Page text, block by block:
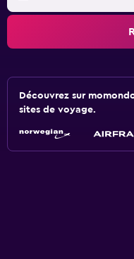
Découvrez sur
sites de voyage.